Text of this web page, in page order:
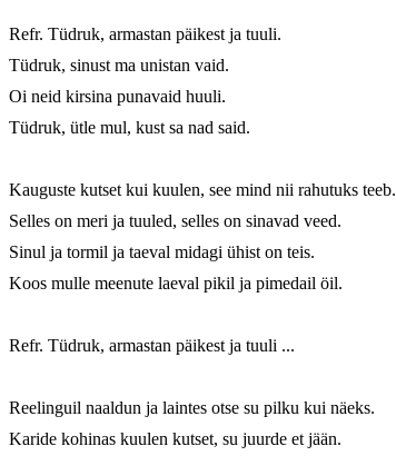
Refr. Tüdruk, armastan päikest ja tuuli.
Tüdruk, sinust ma unistan vaid.
Oi neid kirsina punavaid huuli.
Tüdruk, ütle mul, kust sa nad said.
Kauguste kutset kui kuulen, see mind nii rahutuks teeb.
Selles on meri ja tuuled, selles on sinavad veed.
Sinul ja tormil ja taeval midagi ühist on teis.
Koos mulle meenute laeval pikil ja pimedail öil.
Refr. Tüdruk, armastan päikest ja tuuli ...
Reelinguil naaldun ja laintes otse su pilku kui näeks.
Karide kohinas kuulen kutset, su juurde et jään.